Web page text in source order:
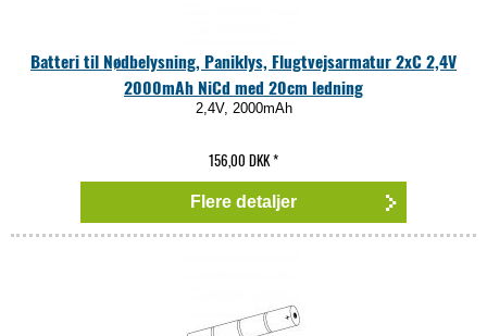
Batteri til Nødbelysning, Paniklys, Flugtvejsarmatur 2xC 2,4V
2000mAh NiCd med 20cm ledning
2,4V, 2000mAh
156,00 DKK*
Flere detaljer